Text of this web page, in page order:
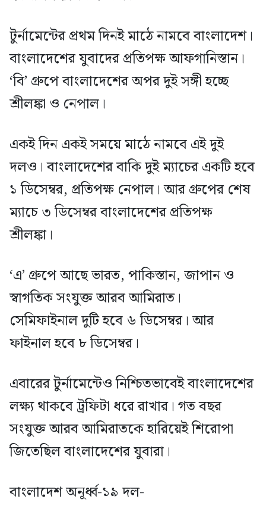
টুর্নামেন্টের প্রথম দিনই মাঠে নামবে বাংলাদেশ।
বাংলাদেশের যুবাদের প্রতিপক্ষ আফগানিস্তান।
‘বি’ গ্রুপে বাংলাদেশের অপর দুই সঙ্গী হচ্ছে
শ্রীলঙ্কা ও নেপাল।
একই দিন একই সময়ে মাঠে নামবে এই দুই
দলও। বাংলাদেশের বাকি দুই ম্যাচের একটি হবে
১ ডিসেম্বর, প্রতিপক্ষ নেপাল। আর গ্রুপের শেষ
ম্যাচে ৩ ডিসেম্বর বাংলাদেশের প্রতিপক্ষ
শ্রীলঙ্কা।
‘এ’ গ্রুপে আছে ভারত, পাকিস্তান, জাপান ও
স্বাগতিক সংযুক্ত আরব আমিরাত।
সেমিফাইনাল দুটি হবে ৬ ডিসেম্বর। আর
ফাইনাল হবে ৮ ডিসেম্বর।
এবারের টুর্নামেন্টেও নিশ্চিতভাবেই বাংলাদেশের
লক্ষ্য থাকবে ট্রফিটা ধরে রাখার। গত বছর
সংযুক্ত আরব আমিরাতকে হারিয়েই শিরোপা
জিতেছিল বাংলাদেশের যুবারা।
বাংলাদেশ অনূর্ধ্ব-১৯ দল-